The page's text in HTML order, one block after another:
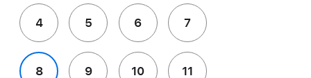
4 5 6 7
8 9 10 11